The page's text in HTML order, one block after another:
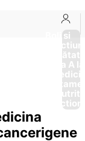
Boli si
Afectiuni
Sănătate
de la A